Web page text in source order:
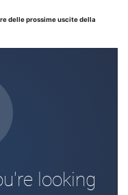
delle prossime uscite della